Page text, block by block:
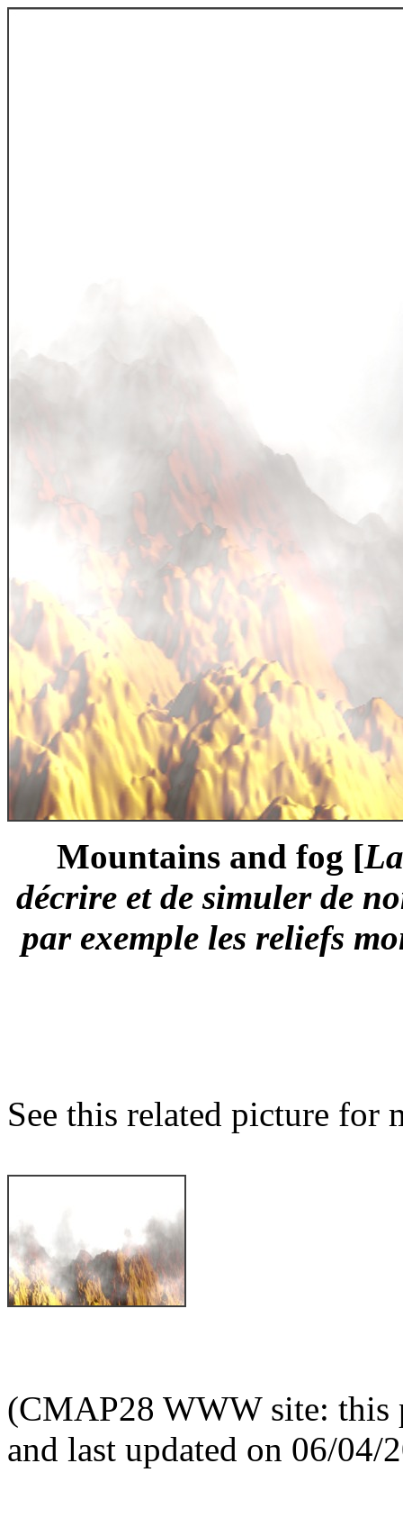
Mountains and fog [
décrire et de simuler de
par exemple les reliefs
See this related picture for
(CMAP28 WWW site: this
and last updated on 06/04/